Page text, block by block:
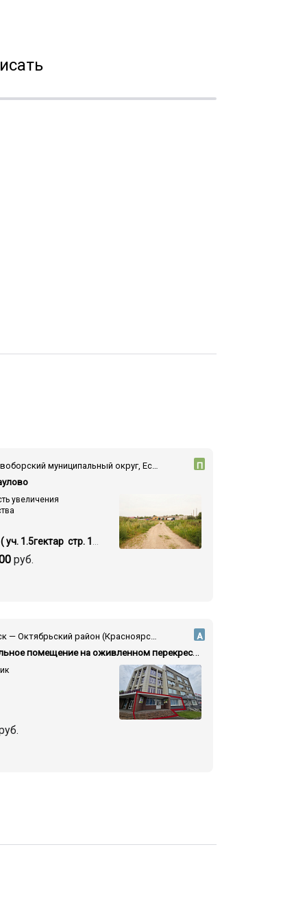
— — Сосновоборский муниципальный округ, Есауловка поселок, ул. Поповича, 36/2 П
увеличения
руб.
Красноярск — Октябрьский район (Красноярск) — ул. Высотная
Универсальное помещение на оживленном перекрестке
А